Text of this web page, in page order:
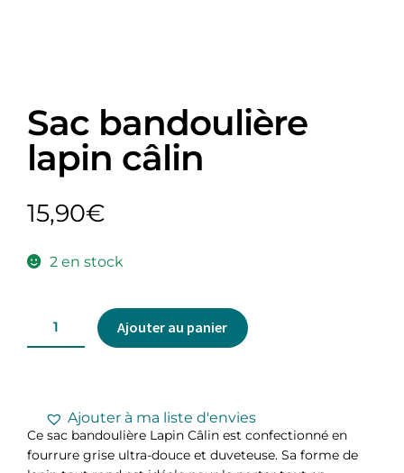
Sac bandoulière
lapin câlin
15,90€
2 en stock
Ajouter au panier
Ajouter à ma liste d'envies
Ce sac bandoulière Lapin Câlin est confectionné en
fourrure grise ultra-douce et duveteuse. Sa forme de